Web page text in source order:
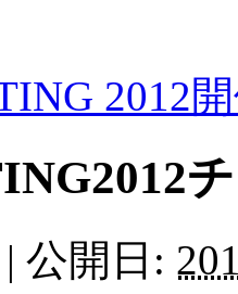
2012
| 公開日: